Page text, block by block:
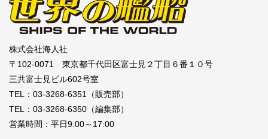
株式会社海人社
〒102-0071 東京都千代田区富士見２丁目６番１０号
三共富士見ビル602号室
TEL：03-3268-6351（販売部）
TEL：03-3268-6350（編集部）
営業時間：平日9:00～17:00